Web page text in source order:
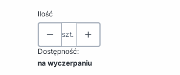
Ilość
szt.
Dostępność:
na wyczerpaniu